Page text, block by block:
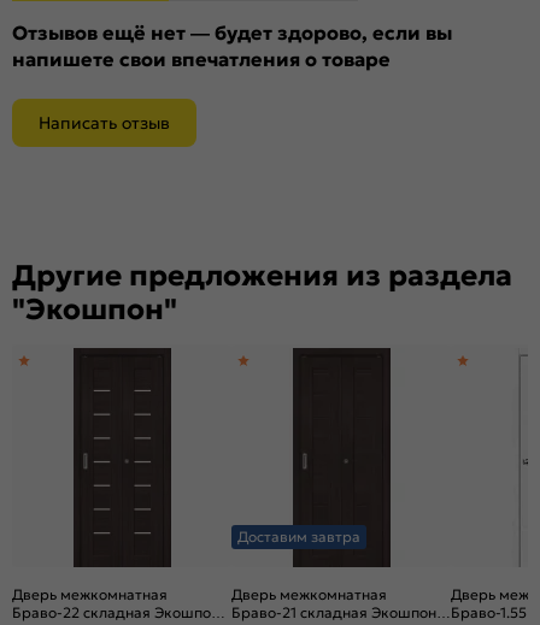
Отзывов ещё нет — будет здорово, если вы
напишете свои впечатления о товаре
Написать отзыв
Другие предложения из раздела
"Экошпон"
Дверь межкомнатная
Браво-22 складная Экошпон,
Доставим завтра
Дверь межкомнатная
Браво-21 складная Экошпон,
Дверь
Браво-1.55